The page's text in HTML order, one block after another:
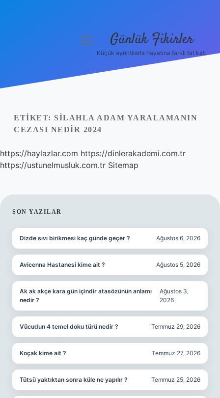
Yasal Uyarı
menüyü Günlük Fikirler
Küçük ayrıntılarla hayatına farklı tat kat.
ETIKET: SILAHLA ADAM YARALAMANIN
CEZASI NEDIR 2024
https://haylazlar.com https://dinlerakademi.com.tr
https://ustunelmusluk.com.tr Sitemap
SIDEBAR
SON YAZILAR
Dizde sıvı birikmesi kaç günde geçer ? Ağustos 6, 2026
Avicenna Hastanesi kime ait ? Ağustos 5, 2026
Ak ak akçe kara gün içindir atasözünün anlamı
nedir ?
Ağustos 3,
2026
Vücudun 4 temel doku türü nedir ? Temmuz 29, 2026
Koçak kime ait ? Temmuz 27, 2026
Tütsü yaktıktan sonra küle ne yapılır ? Temmuz 25, 2026